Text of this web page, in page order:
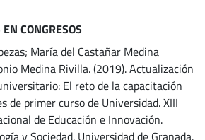
CONGRESOS
María del Castañar Medina
Medina Rivilla. (2019). Actualización
El reto de la capacitación
de primer curso de Universidad. XIII
de Educación e Innovación.
y Sociedad. Universidad de Granada.